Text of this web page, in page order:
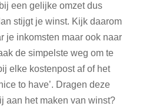
een gelijke omzet dus
stijgt je winst. Kijk daarom
je inkomsten maar ook naar
de simpelste weg om te
elke kostenpost af of het
to have’. Dragen deze
aan het maken van winst?